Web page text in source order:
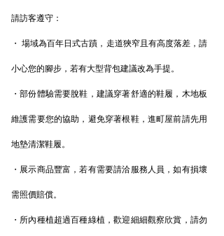
請訪客遵守：
・ 場域為百年日式古蹟，走道狹窄且有高度落差，請
小心您的腳步，若有大型背包建議改為手提。
・部份體驗需要脫鞋，建議穿著舒適的鞋履，木地板
維護需要您的協助，避免穿著根鞋，進町屋前請先用
地墊清潔鞋履。
・展示商品豐富，若有需要請洽服務人員，如有損壞
需照價賠償。
・所內種植超過百種綠植，歡迎細細觀察欣賞，請勿